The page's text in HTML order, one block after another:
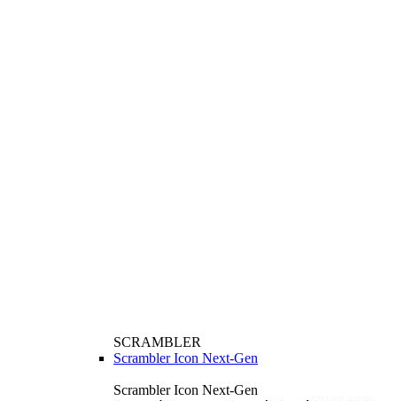
SCRAMBLER
Scrambler Icon Next-Gen
Scrambler Icon Next-Gen